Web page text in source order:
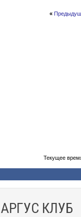
«
Текущее
КЛУБ